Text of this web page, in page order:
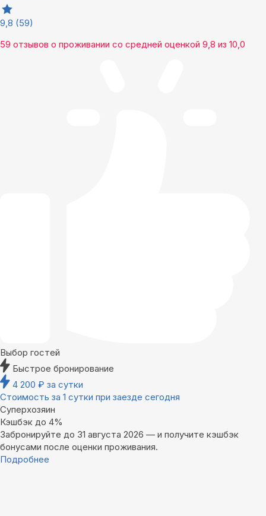
9,8 (59)
59 отзывов о проживании со средней оценкой 9,8 из 10,0
Выбор гостей
Быстрое бронирование
4 200 ₽ за сутки
Стоимость за 1 сутки при заезде сегодня
Суперхозяин
Кэшбэк до 4%
Забронируйте до 31 августа 2026 — и получите кэшбэк
бонусами после оценки проживания.
Подробнее